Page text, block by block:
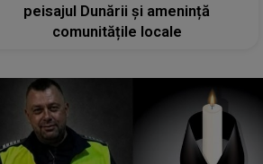
peisajul Dunării și amenință
comunitățile locale